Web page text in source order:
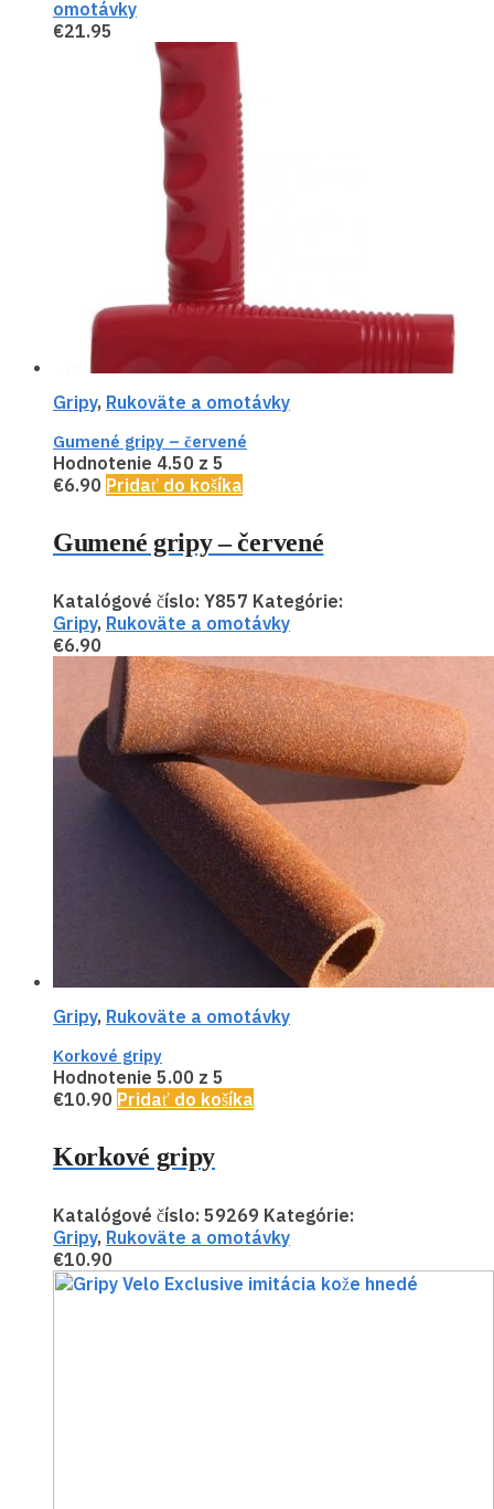
omotávky
€21.95
Gripy, Rukoväte a omotávky
Gumené gripy – červené
Hodnotenie 4.50 z 5
€6.90 Pridať do košíka
Gumené gripy – červené
Katalógové číslo: Y857 Kategórie:
Gripy, Rukoväte a omotávky
€6.90
Gripy, Rukoväte a omotávky
Korkové gripy
Hodnotenie 5.00 z 5
€10.90 Pridať do košíka
Korkové gripy
Katalógové číslo: 59269 Kategórie:
Gripy, Rukoväte a omotávky
€10.90